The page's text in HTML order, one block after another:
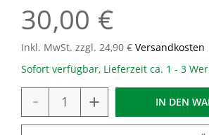
30,00 €
Inkl. MwSt. zzgl. 24,90 € Versandkosten
Sofort verfügbar, Lieferzeit ca. 1 - 3
- + IN DEN